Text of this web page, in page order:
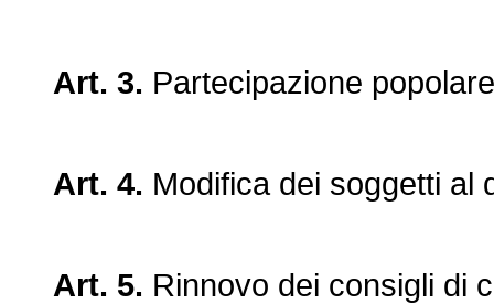
Art. 3. Partecipazione
Art. 4. Modifica dei soggetti
Art. 5. Rinnovo dei consigli di